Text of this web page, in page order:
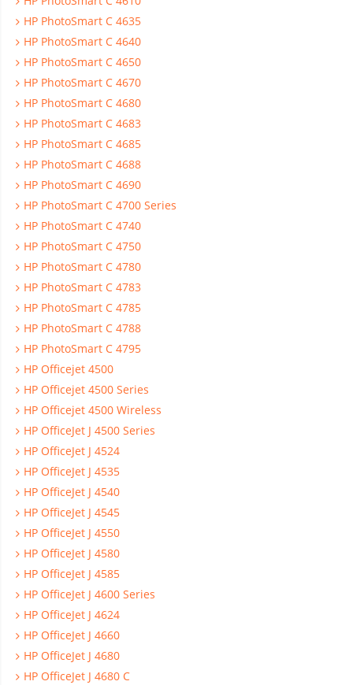
HP PhotoSmart C 4635
HP PhotoSmart C 4640
HP PhotoSmart C 4650
HP PhotoSmart C 4670
HP PhotoSmart C 4680
HP PhotoSmart C 4683
HP PhotoSmart C 4685
HP PhotoSmart C 4688
HP PhotoSmart C 4690
HP PhotoSmart C 4700 Series
HP PhotoSmart C 4740
HP PhotoSmart C 4750
HP PhotoSmart C 4780
HP PhotoSmart C 4783
HP PhotoSmart C 4785
HP PhotoSmart C 4788
HP PhotoSmart C 4795
HP Officejet 4500
HP Officejet 4500 Series
HP Officejet 4500 Wireless
HP OfficeJet J 4500 Series
HP OfficeJet J 4524
HP OfficeJet J 4535
HP OfficeJet J 4540
HP OfficeJet J 4545
HP OfficeJet J 4550
HP OfficeJet J 4580
HP OfficeJet J 4585
HP OfficeJet J 4600 Series
HP OfficeJet J 4624
HP OfficeJet J 4660
HP OfficeJet J 4680
HP OfficeJet J 4680 C